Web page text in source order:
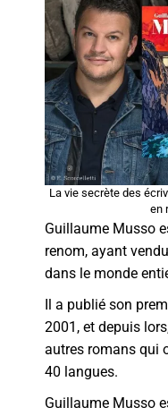
La vie secrète des
en
Guillaume Musso
renom, ayant
dans le monde
Il a publié son
2001, et depuis
autres romans qui
40 langues.
Guillaume Musso